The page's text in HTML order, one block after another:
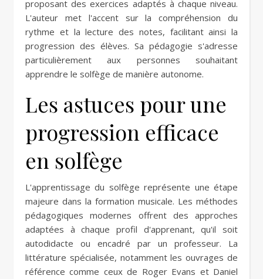
proposant des exercices adaptés à chaque niveau.
L'auteur met l'accent sur la compréhension du
rythme et la lecture des notes, facilitant ainsi la
progression des élèves. Sa pédagogie s'adresse
particulièrement aux personnes souhaitant
apprendre le solfège de manière autonome.
Les astuces pour une
progression efficace
en solfège
L'apprentissage du solfège représente une étape
majeure dans la formation musicale. Les méthodes
pédagogiques modernes offrent des approches
adaptées à chaque profil d'apprenant, qu'il soit
autodidacte ou encadré par un professeur. La
littérature spécialisée, notamment les ouvrages de
référence comme ceux de Roger Evans et Daniel